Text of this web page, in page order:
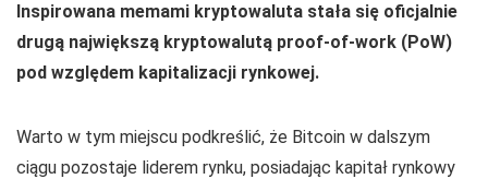
Inspirowana memami kryptowaluta stała się oficjalnie
drugą największą kryptowalutą proof-of-work (PoW)
pod względem kapitalizacji rynkowej.
Warto w tym miejscu podkreślić, że Bitcoin w dalszym
ciągu pozostaje liderem rynku, posiadając kapitał rynkowy